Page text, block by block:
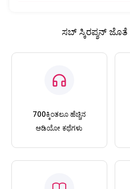
ಸಬ್ ಸ್ಕಿರಪ್ಶನ್
700ಕ್ಕಿಂತಲೂ ಹೆಚ್ಚಿನ
ಆಡಿಯೋ ಕಥೆಗಳು